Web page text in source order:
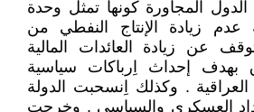
الدول المجاورة كونها تمثل وحدة
عدم زيادة الإنتاج النفطي من
عن زيادة العائدات المالية
بهدف إحداث اِرباكات سياسية
العراقية . وكذلك اِنسحبت الدولة
العسكري والسياسي . وخرجت